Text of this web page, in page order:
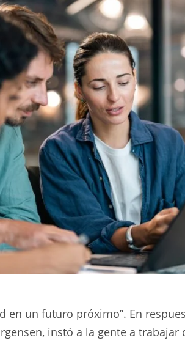
en un futuro próximo”. En
instó a la gente a